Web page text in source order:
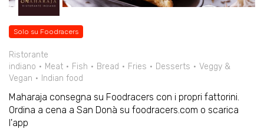
Solo su Foodracers
Ristorante
indiano
Meat Fish Bread Fries Desserts
Veggy &
Vegan
Indian food
Maharaja consegna su Foodracers con i propri fattorini.
Ordina a cena a San Donà su foodracers.com o scarica
l'app